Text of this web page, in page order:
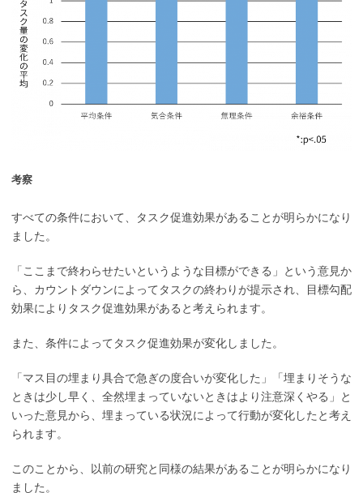
考察
すべての条件において、タスク促進効果があることが明らかになり
ました。
「ここまで終わらせたいというような目標ができる」という意見か
ら、カウントダウンによってタスクの終わりが提示され、目標勾配
効果によりタスク促進効果があると考えられます。
また、条件によってタスク促進効果が変化しました。
「マス目の埋まり具合で急ぎの度合いが変化した」「埋まりそうな
ときは少し早く、全然埋まっていないときはより注意深くやる」と
いった意見から、埋まっている状況によって行動が変化したと考え
られます。
このことから、以前の研究と同様の結果があることが明らかになり
ました。